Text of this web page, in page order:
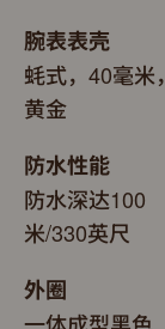
腕表表壳
蚝式，40毫米，
黄金
防水性能
防水深达100
米/330英尺
外圈
一体成型黑色